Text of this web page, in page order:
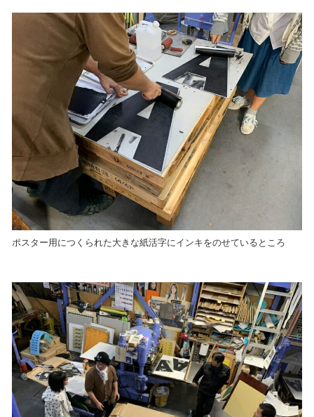
ポスター用につくられた大きな紙活字にインキをのせているところ